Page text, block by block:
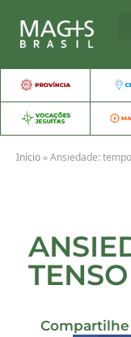
Início »Ansiedade:
Compartilhe